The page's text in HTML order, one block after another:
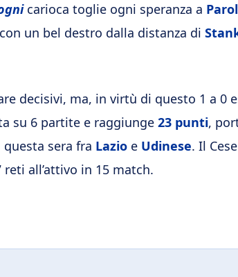
carioca toglie ogni speranza a
un bel destro dalla distanza di
decisivi, ma, in virtù di questo 1 a 0
su 6 partite e raggiunge 23 punti,
sera fra Lazio e Udinese. Il
reti all’attivo in 15 match.